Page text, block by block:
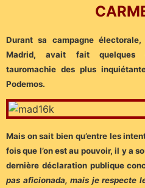
Durant sa campagne
Madrid, avait fait quelques
tauromachie des plus
Podemos.
Mais on sait bien qu’entre les
fois que l’on est au pouvoir, il y a
dernière déclaration publique
pas aficionada, mais je respecte